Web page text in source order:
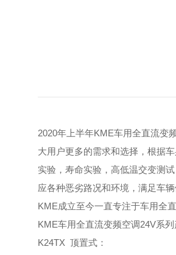
2020年上半年KME车用全直流变
大用户更多的需求和选择，根据
实验，寿命实验，高低温交变测
应各种恶劣路况和环境，满足车
KME成立至今一直专注于车用全
KME车用全直流变频空调24V系列
K24TX 顶置式：